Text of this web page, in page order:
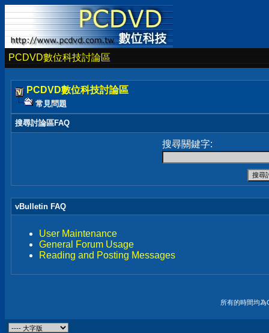
PCDVD數位科技討論區
PCDVD數位科技討論區
常見問題
搜尋討論區FAQ
搜尋關鍵字:
vBulletin FAQ
User Maintenance
General Forum Usage
Reading and Posting Messages
所有的時間均為